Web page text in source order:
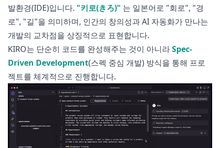
발환경(IDE)입니다. "키로(きろ)" 는 일본어로 "회로", "경
로", "길"을 의미하며, 인간의 창의성과 AI 자동화가 만나는
개발의 교차점을 상징적으로 표현합니다.
KIRO는 단순히 코드를 완성해주는 것이 아니라Spec-
Driven Development(스펙 중심 개발) 방식을 통해 프로
젝트를 체계적으로 진행합니다.